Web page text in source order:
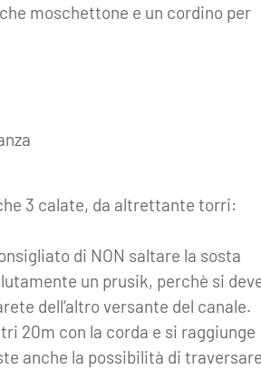
moschettone e un cordino per
3 calate, da altrettante torri:
di NON saltare la sosta
un prusik, perchè si
dell‘altro versante del canale.
20m con la corda e si raggiunge
anche la possibilità di traversare